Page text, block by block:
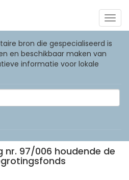
bron die gespecialiseerd is
en beschikbaar maken van
informatie voor lokale
nr. 97/006 houdende de